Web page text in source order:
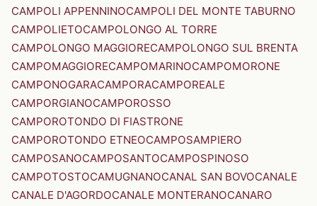
CAMPOLI APPENNINOCAMPOLI DEL MONTE TABURNO
CAMPOLIETOCAMPOLONGO AL TORRE
CAMPOLONGO MAGGIORECAMPOLONGO SUL BRENTA
CAMPOMAGGIORECAMPOMARINOCAMPOMORONE
CAMPONOGARACAMPORACAMPOREALE
CAMPORGIANOCAMPOROSSO
CAMPOROTONDO DI FIASTRONE
CAMPOROTONDO ETNEOCAMPOSAMPIERO
CAMPOSANOCAMPOSANTOCAMPOSPINOSO
CAMPOTOSTOCAMUGNANOCANAL SAN BOVOCANALE
CANALE D'AGORDOCANALE MONTERANOCANARO